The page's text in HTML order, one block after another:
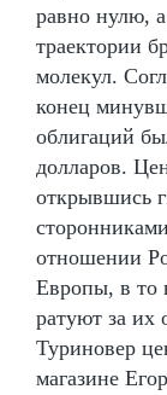
равно нулю,
траектории
молекул.
конец
облигаций
долларов.
открывшись
отношении
Европы, в то
ратуют за их
Туриновер
магазине